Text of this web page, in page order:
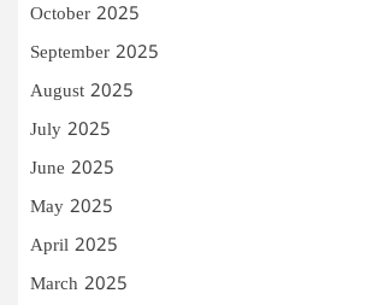
October 2025
September 2025
August 2025
July 2025
June 2025
May 2025
April 2025
March 2025